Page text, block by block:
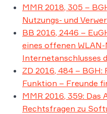
MMR 2018, 305 –
Nutzungs- und
BB 2016, 2446 –
eines offenen
Internetanschlusses
ZD 2016, 484 – BGH:
Funktion – Freunde
MMR 2016, 359: Das
Rechtsfragen zu